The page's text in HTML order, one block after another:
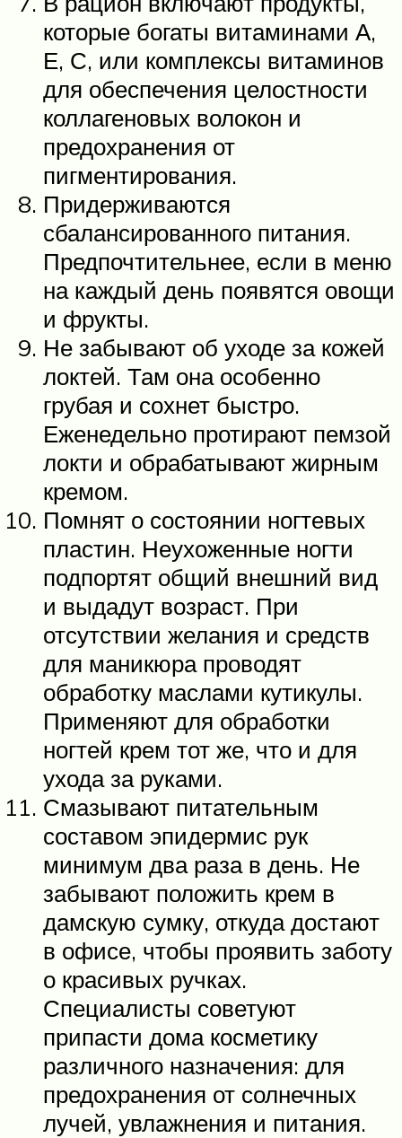
которые богаты витаминами А,
Е, С, или комплексы витаминов
для обеспечения целостности
коллагеновых волокон и
предохранения от
пигментирования.
Придерживаются
сбалансированного питания.
Предпочтительнее, если в меню
на каждый день появятся овощи
и фрукты.
Не забывают об уходе за кожей
локтей. Там она особенно
грубая и сохнет быстро.
Еженедельно протирают пемзой
локти и обрабатывают жирным
кремом.
Помнят о состоянии ногтевых
пластин. Неухоженные ногти
подпортят общий внешний вид
и выдадут возраст. При
отсутствии желания и средств
для маникюра проводят
обработку маслами кутикулы.
Применяют для обработки
ногтей крем тот же, что и для
ухода за руками.
Смазывают питательным
составом эпидермис рук
минимум два раза в день. Не
забывают положить крем в
дамскую сумку, откуда достают
в офисе, чтобы проявить заботу
о красивых ручках.
Специалисты советуют
припасти дома косметику
различного назначения: для
предохранения от солнечных
лучей, увлажнения и питания.